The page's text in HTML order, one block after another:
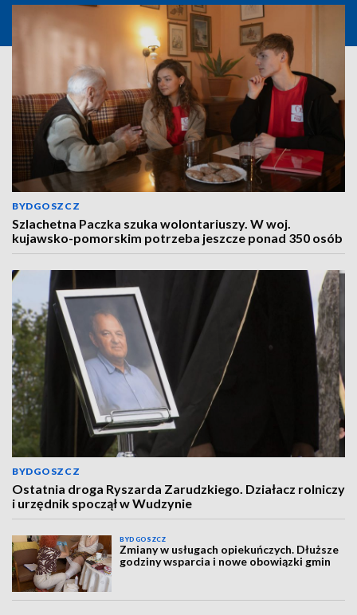
BYDGOSZCZ
Szlachetna Paczka szuka wolontariuszy. W woj.
kujawsko-pomorskim potrzeba jeszcze ponad 350 osób
BYDGOSZCZ
Ostatnia droga Ryszarda Zarudzkiego. Działacz rolniczy
i urzędnik spoczął w Wudzynie
BYDGOSZCZ
Zmiany w usługach opiekuńczych. Dłuższe
godziny wsparcia i nowe obowiązki gmin